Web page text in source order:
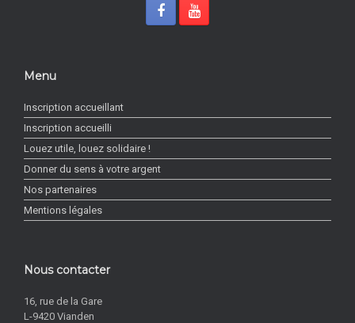
Menu
Inscription accueillant
Inscription accueilli
Louez utile, louez solidaire !
Donner du sens à votre argent
Nos partenaires
Mentions légales
Nous contacter
16, rue de la Gare
L-9420 Vianden